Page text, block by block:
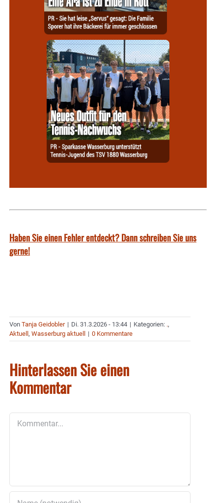
Haben Sie einen Fehler entdeckt? Dann schreiben Sie uns
gerne!
Von Tanja Geidobler | Di. 31.3.2026 - 13:44 | Kategorien: .,
Aktuell, Wasserburg aktuell | 0 Kommentare
Hinterlassen Sie einen
Kommentar